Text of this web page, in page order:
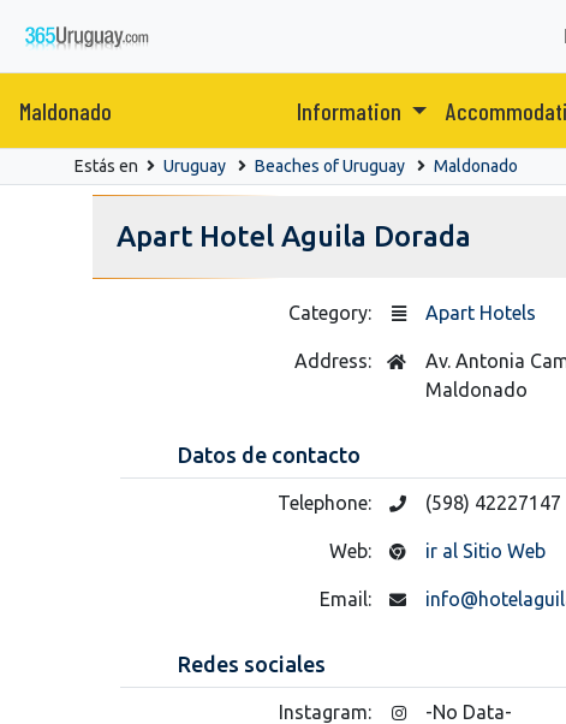
Maldonado Information
Estás en Uruguay Beaches of Uruguay Maldonado
Apart Hotel Aguila Dorada
Category: Apart Hotels
Address:
Av. Antonia
Maldonado
Datos de contacto
Telephone: (598) 42227147
Web: ir al Sitio Web
Email:
Redes sociales
Instagram: -No Data-